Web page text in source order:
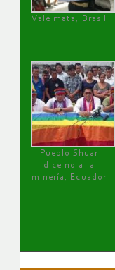
Vale mata, Brasil
Pueblo Shuar
dice no a la
minería, Ecuador